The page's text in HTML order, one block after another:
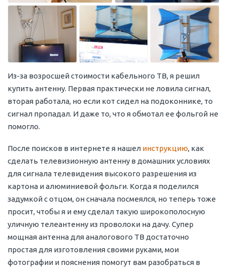
Из-за возросшей стоимости кабельного ТВ, я решил
купить антенну. Первая практически не ловила сигнал,
вторая работала, но если кот сидел на подоконнике, то
сигнал пропадал. И даже то, что я обмотал ее фольгой не
помогло.
После поисков в интернете я нашел инструкцию, как
сделать телевизионную антенну в домашних условиях
для сигнала телевидения высокого разрешения из
картона и алюминиевой фольги. Когда я поделился
задумкой с отцом, он сначала посмеялся, но теперь тоже
просит, чтобы я и ему сделал такую широкополосную
уличную телеантенну из проволоки на дачу. Супер
мощная антенна для аналогового ТВ достаточно
простая для изготовления своими руками, мои
фотографии и пояснения помогут вам разобраться в